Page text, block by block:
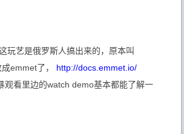
玩艺是俄罗斯人搞出来的，原本叫
emmet了， http://docs.emmet.io/
观看里边的watch demo基本都能了解一